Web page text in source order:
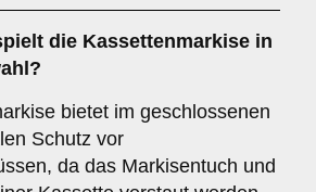
die Kassettenmarkise in
bietet im geschlossenen
Schutz vor
da das Markisentuch und